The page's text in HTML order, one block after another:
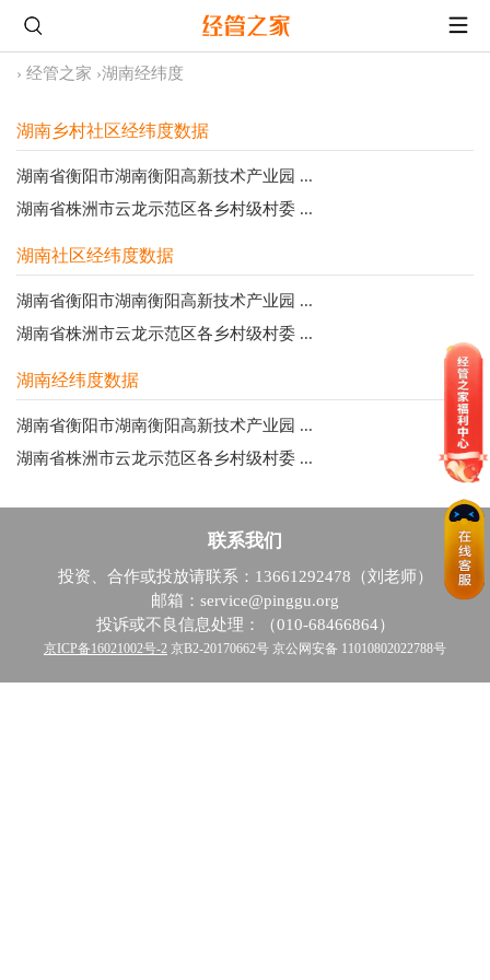
› 经管之家 ›湖南经纬度
湖南乡村社区经纬度数据
湖南省衡阳市湖南衡阳高新技术产业园 ...
湖南省株洲市云龙示范区各乡村级村委 ...
湖南社区经纬度数据
湖南省衡阳市湖南衡阳高新技术产业园 ...
湖南省株洲市云龙示范区各乡村级村委 ...
湖南经纬度数据
湖南省衡阳市湖南衡阳高新技术产业园 ...
湖南省株洲市云龙示范区各乡村级村委 ...
联系我们
投资、合作或投放请联系：13661292478（刘老师）
邮箱：service@pinggu.org
投诉或不良信息处理：（010-68466864）
京ICP备16021002号-2 京B2-20170662号 京公网安备 11010802022788号